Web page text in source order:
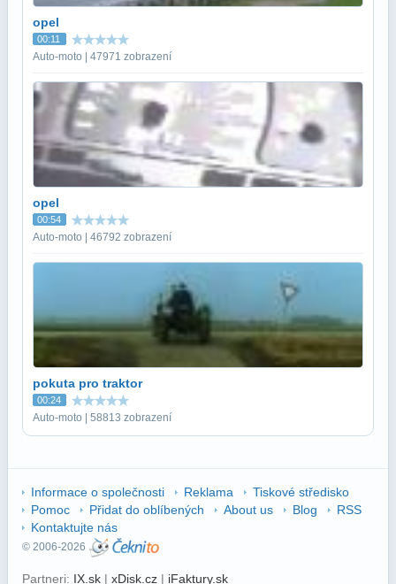
opel
00:11
Auto-moto | 47971 zobrazení
opel
00:54
Auto-moto | 46792 zobrazení
pokuta pro traktor
00:24
Auto-moto | 58813 zobrazení
Informace o společnosti Reklama
Tiskové středisko
Pomoc
Přidat do oblíbených About us Blog
RSS
Kontaktujte nás
© 2006-2026
Partneri: IX.sk | xDisk.cz | iFaktury.sk